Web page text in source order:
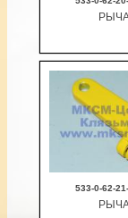
В
533-0-62-